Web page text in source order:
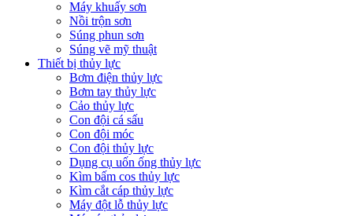
Máy khuấy sơn
Nồi trộn sơn
Súng phun sơn
Súng vẽ mỹ thuật
Thiết bị thủy lực
Bơm điện thủy lực
Bơm tay thủy lực
Cảo thủy lực
Con đội cá sấu
Con đội móc
Con đội thủy lực
Dụng cụ uốn ống thủy lực
Kìm bấm cos thủy lực
Kìm cắt cáp thủy lực
Máy đột lỗ thủy lực